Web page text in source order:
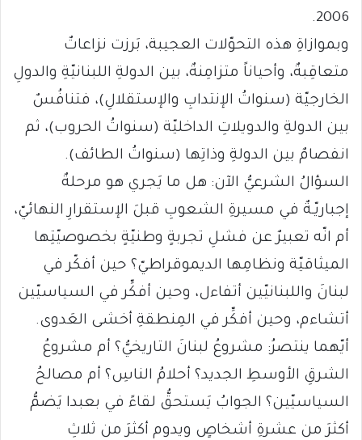
2006.
وبموازاةِ هذه التحوّلات العجيبة، بَرزت نزاعاتٌ
متعاقِبةٌ، وأحياناً متزامِنةٌ، بين الدولةِ اللبنانيّةِ والدولِ
الخارجيّة (سنواتُ الإنتدابِ والإستقلالِ)، فتنافُسٌ
بين الدولةِ والدويلاتِ الداخليّة (سنواتُ الحروب)، ثم
انفصامٌ بين الدولةِ وذاتِها (سنواتُ الطائف).
السؤالُ الشرعيُّ الآن: هل ما يَجري هو مرحلةٌ
إجباريّـةٌ في مسيرةِ الشعوبِ قبلَ الإستقرارِ النهائيّ،
أم انّه تعبيرٌ عن فشلِ تجربةٍ وطنيّةٍ بخصوصيّتِها
الميثاقيّة ونظامِها الديموقراطيّ؟ حين أفكّر في
لبنانَ واللبنانيّين أتفاءل، وحين أفكِّر في السياسيّين
أتشاءم، وحين أفكِّر في المِنطقةِ أخشى العَدوى.
أيّهما ينتصرُ: مشروعُ لبنانَ التاريخيُّ؟ أم مشروعُ
الشرقِ الأوسطِ الجديد؟ أحلامُ الناسِ؟ أم مصالحُ
السياسيّين؟ الجوابُ يَستحقُّ لقاءً في بعبدا يَضمُّ
أكثرَ من عشرةِ أشخاصٍ ويدوم أكثرَ من ثلاثِ